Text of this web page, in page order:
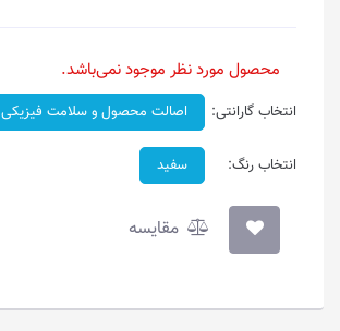
محصول مورد نظر موجود نمی‌باشد.
انتخاب گارانتی: اصالت محصول و سلامت فیزیکی
انتخاب رنگ: سفید
مقایسه